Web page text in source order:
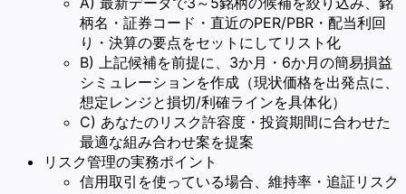
柄名・証券コード・直近のPER/PBR・配当利回
り・決算の要点をセットにしてリスト化
B) 上記候補を前提に、3か月・6か月の簡易損益
シミュレーションを作成（現状価格を出発点に、
想定レンジと損切/利確ラインを具体化）
C) あなたのリスク許容度・投資期間に合わせた
最適な組み合わせ案を提案
リスク管理の実務ポイント
信用取引を使っている場合、維持率・追証リスク